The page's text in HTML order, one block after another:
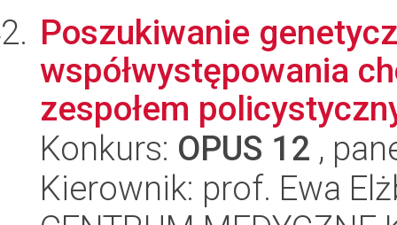
Poszukiwanie
współwystępowania
zespołem
Konkurs: OPUS 12 ,
Kierownik: prof. Ewa